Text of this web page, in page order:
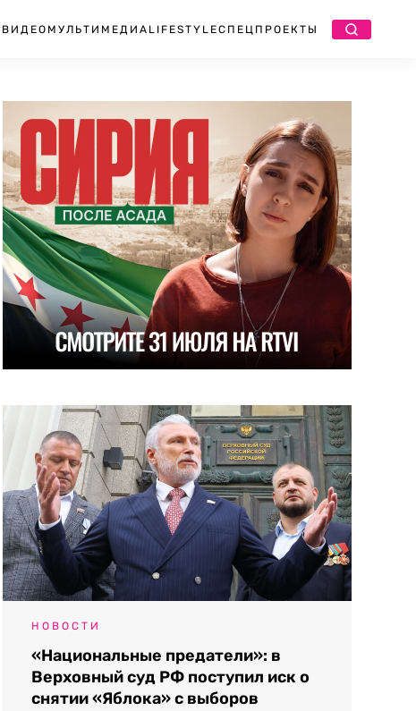
ВИДЕО МУЛЬТИМЕДИА LIFESTYLEСПЕЦПРОЕКТЫ
НОВОСТИ
«Национальные предатели»: в
Верховный суд РФ поступил иск о
снятии «Яблока» с выборов